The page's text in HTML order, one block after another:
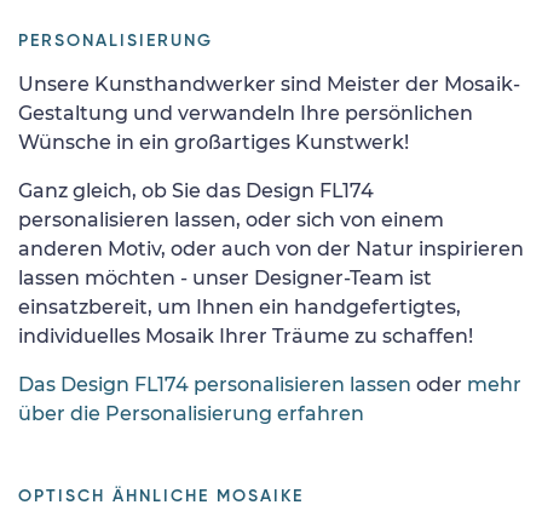
PERSONALISIERUNG
Unsere Kunsthandwerker sind Meister der Mosaik-
Gestaltung und verwandeln Ihre persönlichen
Wünsche in ein großartiges Kunstwerk!
Ganz gleich, ob Sie das Design FL174
personalisieren lassen, oder sich von einem
anderen Motiv, oder auch von der Natur inspirieren
lassen möchten - unser Designer-Team ist
einsatzbereit, um Ihnen ein handgefertigtes,
individuelles Mosaik Ihrer Träume zu schaffen!
Das Design FL174 personalisieren lassen oder mehr
über die Personalisierung erfahren
OPTISCH ÄHNLICHE MOSAIKE